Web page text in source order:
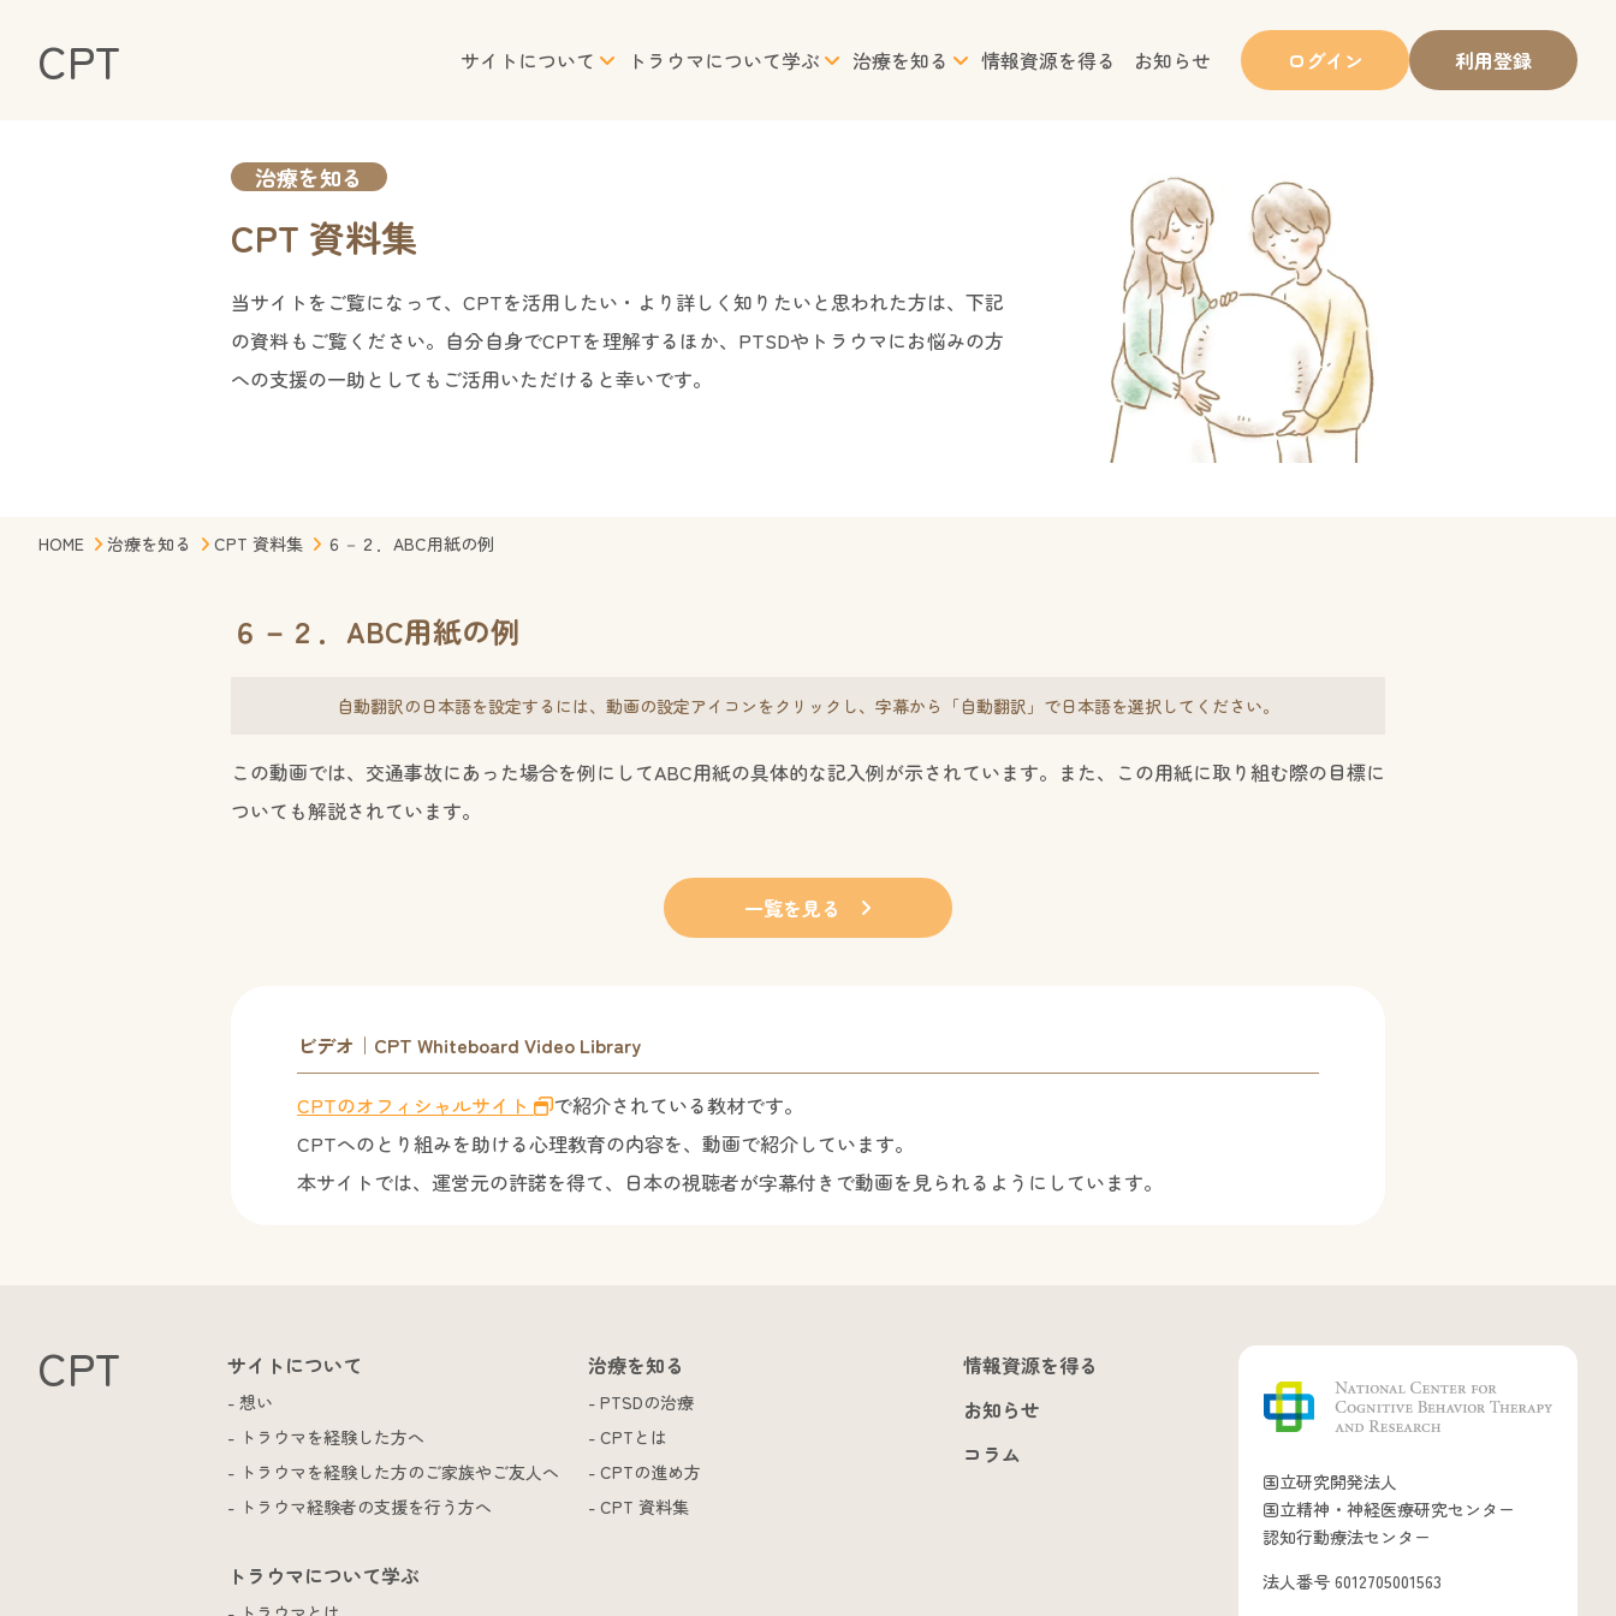
CPT サイトについて トラウマについて学ぶ 治療を知る 情報資源を得る お知らせ ログイン 利用登録
治療を知る
CPT 資料集
当サイトをご覧になって、CPTを活用したい・より詳しく知りたいと思われた方は、下記
の資料もご覧ください。自分自身でCPTを理解するほか、PTSDやトラウマにお悩みの方
への支援の一助としてもご活用いただけると幸いです。
HOME 治療を知る CPT 資料集 ６－２．ABC用紙の例
６－２．ABC用紙の例
自動翻訳の日本語を設定するには、動画の設定アイコンをクリックし、 字幕から「自動翻訳」で日本語を選択してください。
この動画では、交通事故にあった場合を例にしてABC用紙の具体的な記入例が示されています。また、この用紙に取り組む際の目標に
ついても解説されています。
一覧を見る
ビデオ｜CPT Whiteboard Video Library
CPTのオフィシャルサイト
で紹介されている教材です。
CPTへのとり組みを助ける心理教育の内容を、動画で紹介しています。
本サイトでは、運営元の許諾を得て、日本の視聴者が字幕付きで動画を見られるようにしています。
CPT サイトについて
想い
トラウマを経験した方へ
トラウマを経験した方のご家族やご友人へ
トラウマ経験者の支援を行う方へ
トラウマについて学ぶ
治療を知る
PTSDの治療
CPTとは
CPTの進め方
CPT 資料集
情報資源を得る
お知らせ
コラム
国立研究開発法人
国立精神・神経医療研究センター
認知行動療法センター
法人番号 6012705001563